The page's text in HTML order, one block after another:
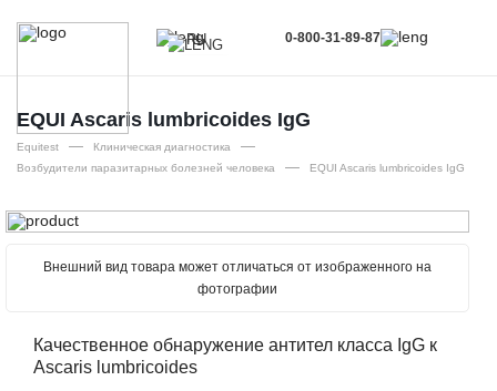
RU
EN
RU
0-800-31-89-87
EQUI Ascaris lumbricoides IgG
Equitest — Клиническая диагностика —
Возбудители паразитарных болезней человека — EQUI Ascaris lumbricoides IgG
Внешний вид товара может отличаться от изображенного на
фотографии
Качественное обнаружение антител класса IgG к
Ascaris lumbricoides